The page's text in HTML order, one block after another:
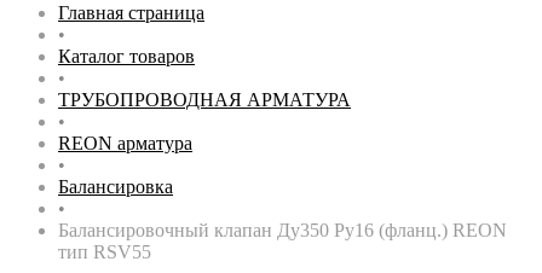
Главная страница
•
Каталог товаров
•
ТРУБОПРОВОДНАЯ АРМАТУРА
•
REON арматура
•
Балансировка
•
Балансировочный клапан Ду350 Ру16 (фланц.) REON
тип RSV55